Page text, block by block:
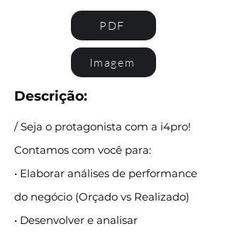
PDF
Imagem
Descrição:
/ Seja o protagonista com a i4pro!
Contamos com você para:
• Elaborar análises de performance
do negócio (Orçado vs Realizado)
• Desenvolver e analisar